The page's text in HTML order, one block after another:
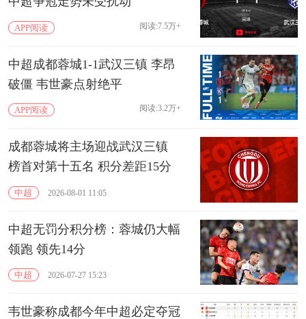
APP阅读 阅读:7.5万+
中超成都蓉城1-1武汉三镇 李昂
破僵 韦世豪点射绝平
APP阅读 阅读:3.2万+
成都蓉城将主场迎战武汉三镇
榜首对第十五名 积分差距15分
中超 2026-08-01 11:05
中超无罚分积分榜：蓉城仍大幅
领跑 领先14分
中超 2026-07-27 15:23
韦世豪称成都今年中超必定夺冠